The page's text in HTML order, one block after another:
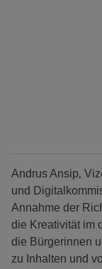
Andrus Ansip‚
und
Annahme der
die Kreativität im
die Bürgerinnen
zu Inhalten und